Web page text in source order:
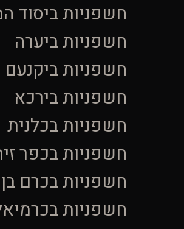
חשפניות ביסוד
חשפניות ביערה
חשפניות ביקנעם
חשפניות בירכא
חשפניות בכלנית
חשפניות בכפר
חשפניות בכרם
חשפניות